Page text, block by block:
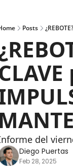
Posts
del
Diego Puertas
Feb 28, 2025